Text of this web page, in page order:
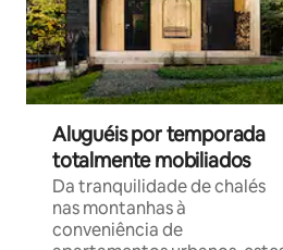
Aluguéis por temporada
totalmente mobiliados
Da tranquilidade de chalés
nas montanhas à
conveniência de